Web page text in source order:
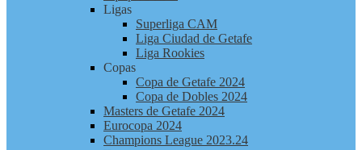
Ligas
Superliga CAM
Liga Ciudad de Getafe
Liga Rookies
Copas
Copa de Getafe 2024
Copa de Dobles 2024
Masters de Getafe 2024
Eurocopa 2024
Champions League 2023.24